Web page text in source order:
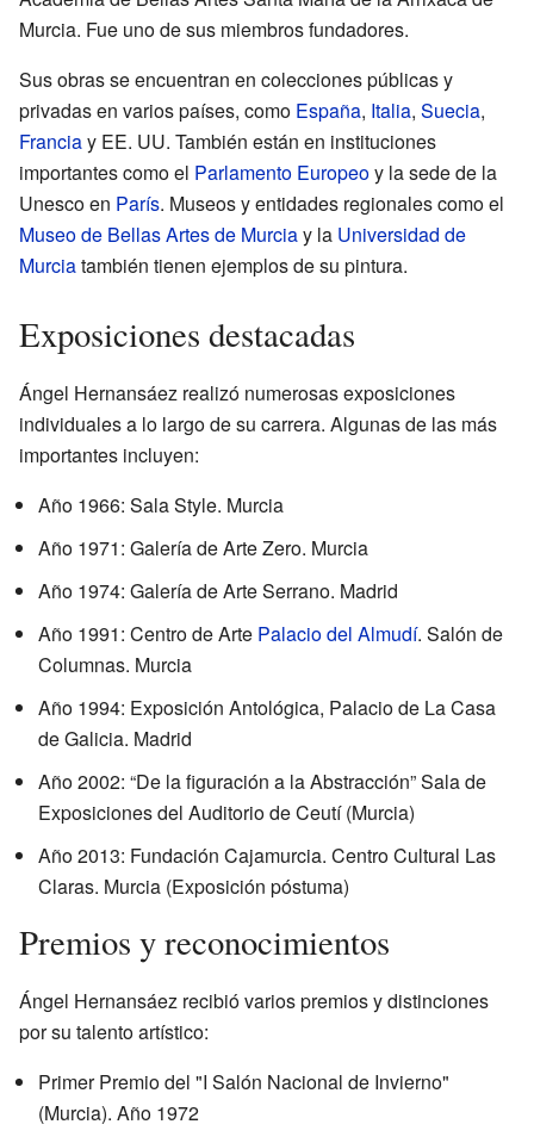
Murcia. Fue uno de sus miembros fundadores.
Sus obras se encuentran en colecciones públicas y
privadas en varios países, como España, Italia, Suecia,
Franciay EE. UU. También están en instituciones
importantes como el Parlamento Europeoy la sede de la
Unesco en París. Museos y entidades regionales como el
Museo de Bellas Artes de Murciay la Universidad de
Murciatambién tienen ejemplos de su pintura.
Exposiciones destacadas
Ángel Hernansáez realizó numerosas exposiciones
individuales a lo largo de su carrera. Algunas de las más
importantes incluyen:
Año 1966: Sala Style. Murcia
Año 1971: Galería de Arte Zero. Murcia
Año 1974: Galería de Arte Serrano. Madrid
Año 1991: Centro de Arte Palacio del Almudí. Salón de
Columnas. Murcia
Año 1994: Exposición Antológica, Palacio de La Casa
de Galicia. Madrid
Año 2002: “De la figuración a la Abstracción” Sala de
Exposiciones del Auditorio de Ceutí (Murcia)
Año 2013: Fundación Cajamurcia. Centro Cultural Las
Claras. Murcia (Exposición póstuma)
Premios y reconocimientos
Ángel Hernansáez recibió varios premios y distinciones
por su talento artístico:
Primer Premio del "I Salón Nacional de Invierno"
(Murcia). Año 1972